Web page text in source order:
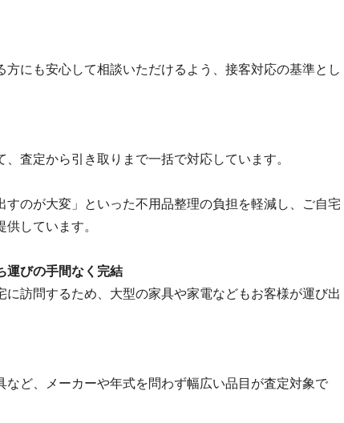
にも安心して相談いただけるよう、接客対応の基準とし
査定から引き取りまで一括で対応しています。
すのが大変」といった不用品整理の負担を軽減し、ご自宅
しています。
運びの手間なく完結
訪問するため、大型の家具や家電などもお客様が運び出
ど、メーカーや年式を問わず幅広い品目が査定対象で